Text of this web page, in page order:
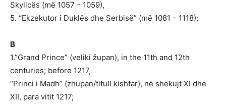
Skylicës (më 1057 – 1059),
5. “Ekzekutor i Duklës dhe Serbisë” (më 1081 – 1118);
B
1.”Grand Prince” (veliki župan), in the 11th and 12th
centuries; before 1217,
“Princi i Madh” (zhupan/titull kishtar), në shekujt XI dhe
XII, para vitit 1217;